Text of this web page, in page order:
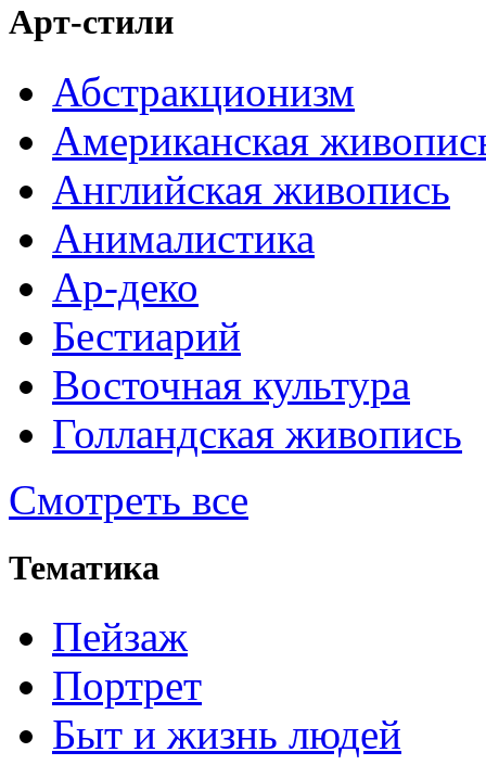
Арт-стили
Абстракционизм
Американская
Английская живопись
Анималистика
Ар-деко
Бестиарий
Восточная культура
Голландская живопись
Смотреть все
Тематика
Пейзаж
Портрет
Быт и жизнь людей